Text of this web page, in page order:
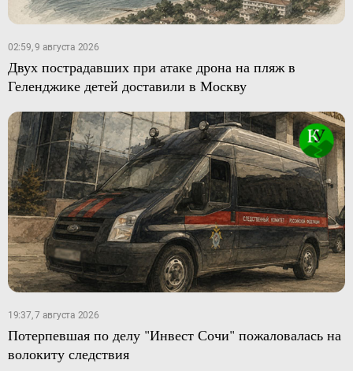
02:59, 9 августа 2026
Двух пострадавших при атаке дрона на пляж в
Геленджике детей доставили в Москву
19:37, 7 августа 2026
Потерпевшая по делу "Инвест Сочи" пожаловалась на
волокиту следствия